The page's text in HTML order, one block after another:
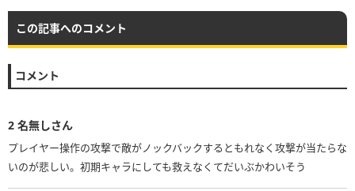
この記事へのコメント
コメント
2 名無しさん
プレイヤー操作の攻撃で敵がノックバックするともれなく攻撃が当たらな
いのが悲しい。初期キャラにしても救えなくてだいぶかわいそう